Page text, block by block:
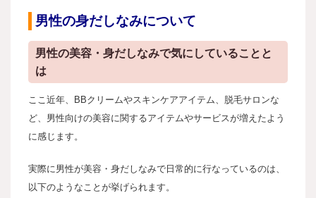
男性の身だしなみについて
男性の美容・身だしなみで気にしていることと
は
ここ近年、BBクリームやスキンケアアイテム、脱毛サロンな
ど、男性向けの美容に関するアイテムやサービスが増えたよう
に感じます。
実際に男性が美容・身だしなみで日常的に行なっているのは、
以下のようなことが挙げられます。